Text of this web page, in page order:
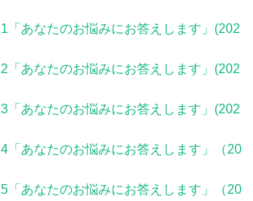
あなたのお悩みにお答えします」(202
あなたのお悩みにお答えします」(202
あなたのお悩みにお答えします」(202
あなたのお悩みにお答えします」（20
あなたのお悩みにお答えします」（20